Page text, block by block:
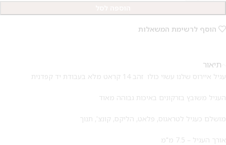
הוסף לרשימת המשאלות
תיאור
עגיל איירוס שלנו עשוי כולו זהב 14 קראט מלא בעבודת יד קפדנית
העגיל משובץ בזרקונים באיכות גבוהה מאוד
מושלם כעגיל לטראגוס, פלאט, הליקס, קונצ', תנוך
אורך העגיל – 7.5 מ"מ